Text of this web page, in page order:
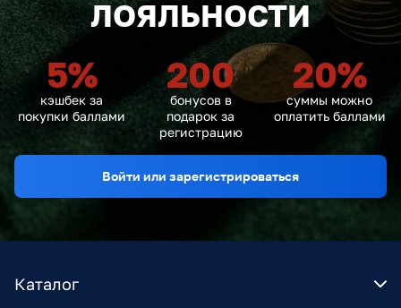
ЛОЯЛЬНОСТИ
5%
кэшбек за
покупки баллами
200
бонусов в
подарок за
регистрацию
20%
суммы можно
оплатить баллами
Войти или зарегистрироваться
Каталог